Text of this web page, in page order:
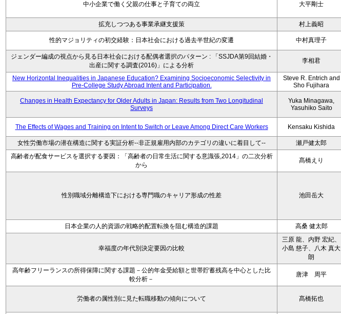
中小企業で働く父親の仕事と子育ての両立 大平剛士
拡充しつつある事業承継支援策
村上義昭
性的マジョリティの初交経験：日本社会における過去半世紀の変遷 中村真理子
ジェンダー編成の視点から見る日本社会における配偶者選択のパターン : 「SSJDA第9回結婚・
出産に関する調査(2016)」による分析
李相君
New Horizontal Inequalities in Japanese Education? Examining Socioeconomic Selectivity in
Pre-College Study Abroad Intent and Participation.
Steve R. Entrich and
Sho Fujihara
Changes in Health Expectancy for Older Adults in Japan: Results from Two Longitudinal
Surveys
Yuka Minagawa,
Yasuhiko Saito
The Effects of Wages and Training on Intent to Switch or Leave Among Direct Care Workers Kensaku Kishida
女性労働市場の潜在構造に関する実証分析--非正規雇用内部のカテゴリの違いに着目して--
瀬戸健太郎
高齢者が配食サービスを選択する要因：「高齢者の日常生活に関する意識張,2014」の二次分析
から
髙橋えり
性別職域分離構造下における専門職のキャリア形成の性差 池田岳大
日本企業の人的資源の戦略的配置転換を阻む構造的課題
高桑 健太郎
幸福度の年代別決定要因の比較
三原 龍、内野 宏紀、
小島 慈子、八木 真大
朗
高年齢フリーランスの所得保障に関する課題－公的年金受給額と世帯貯蓄残高を中心とした比
較分析－
唐津 周平
労働者の属性別に見た転職移動の傾向について 髙橋拓也